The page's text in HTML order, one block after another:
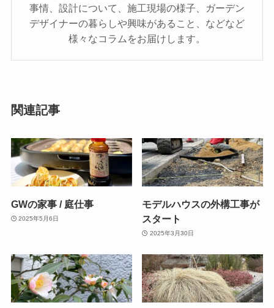
事情、設計について、施工現場の様子、ガーデン
デザイナーの暮らしや興味があること、などなど
様々なコラムをお届けします。
関連記事
GWの家事 / 庭仕事
2025年5月6日
モデルハウスの外構工事が
スタート
2025年3月30日